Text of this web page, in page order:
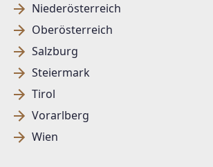
Niederösterreich
Oberösterreich
Salzburg
Steiermark
Tirol
Vorarlberg
Wien